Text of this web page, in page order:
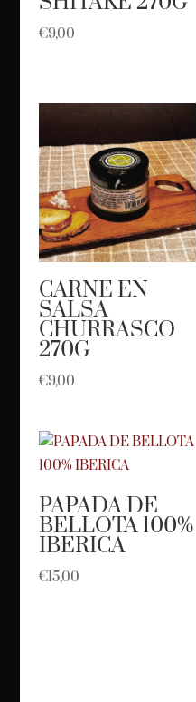
€9,00
CARNE EN
SALSA
CHURRASCO
270G
€9,00
PAPADA DE
BELLOTA 100%
IBERICA
€15,00